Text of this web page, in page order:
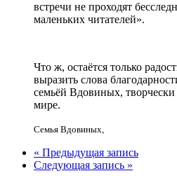
встречи не проходят
маленьких читателей».
Что ж, остаётся только
выразить слова
семьёй Вдовиных,
мире.
Семья Вдовиных,
« Предыдущая запись
Следующая запись »